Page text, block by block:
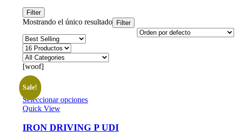
Filter
Mostrando el único resultado Filter
[woof]
Seleccionar opciones
Quick View
IRON DRIVING P UDI
Sale!